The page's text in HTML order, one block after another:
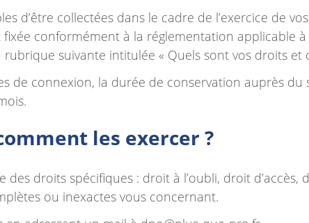
d’être collectées dans le cadre de l’exercice de
conformément à la réglementation applicable
suivante intitulée « Quels sont vos droits et
de connexion, la durée de conservation auprès du
les exercer ?
droits spécifiques : droit à l’oubli, droit
ou inexactes vous concernant.